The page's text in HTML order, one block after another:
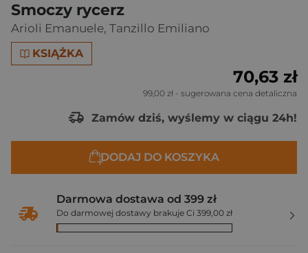
Smoczy rycerz
Arioli Emanuele, Tanzillo Emiliano
KSIĄŻKA
70,63 zł
99,00 zł - sugerowana cena detaliczna
Zamów dziś, wyślemy w ciągu 24h!
DODAJ DO KOSZYKA
Darmowa dostawa od 399 zł
Do darmowej dostawy brakuje Ci 399,00 zł